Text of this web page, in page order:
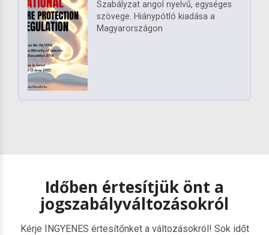
Szabályzat angol nyelvű, egységes
szövege. Hiánypótló kiadása a
Magyarországon
Időben értesítjük önt a
jogszabályváltozásokról
Kérje INGYENES értesítőnket a változásokról! Sok időt